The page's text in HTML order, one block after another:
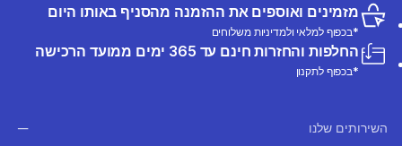
מזמינים ואוספים את ההזמנה מהסניף באותו היום
*בכפוף למלאי ולמדיניות משלוחים
החלפות והחזרות חינם עד 365 ימים ממועד הרכישה
*בכפוף לתקנון
השירותים שלנו